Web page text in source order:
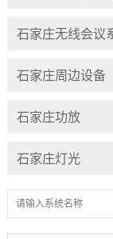
石家庄无线会议
石家庄周边设备
石家庄功放
石家庄灯光